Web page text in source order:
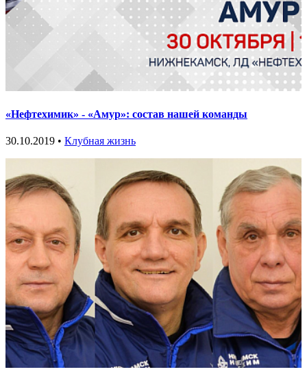
«Нефтехимик» - «Амур»: состав нашей команды
30.10.2019 • Клубная жизнь